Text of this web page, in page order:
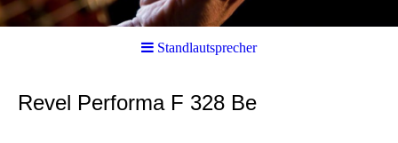
Standlautsprecher
Revel Performa F 328 Be